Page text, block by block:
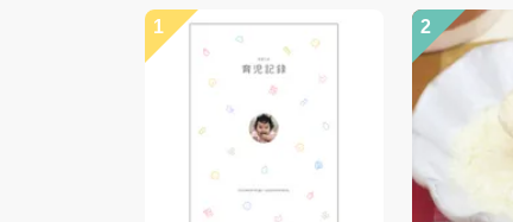
1 2